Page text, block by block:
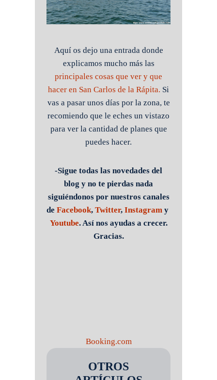
Aquí os dejo una entrada donde
explicamos mucho más las
principales cosas que ver y que
hacer en San Carlos de la Rápita. Si
vas a pasar unos días por la zona, te
recomiendo que le eches un vistazo
para ver la cantidad de planes que
puedes hacer.
-Sigue todas las novedades del
blog y no te pierdas nada
siguiéndonos por nuestros canales
de Facebook, Twitter, Instagram y
Youtube. Así nos ayudas a crecer.
Gracias.
Booking.com
OTROS